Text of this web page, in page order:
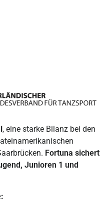
, eine starke Bilanz bei den
Fortuna sichert
Junioren 1 und